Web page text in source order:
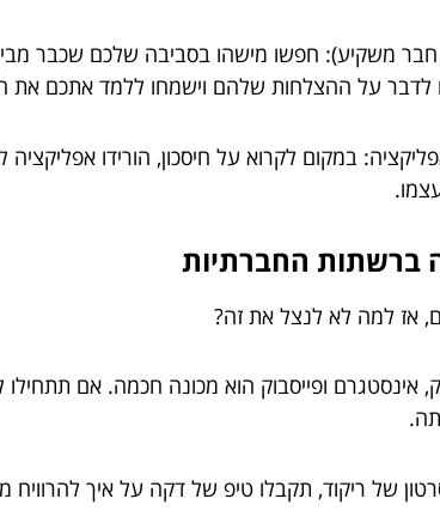
משקיע): חפשו מישהו בסביבה שלכם שכבר
לדבר על ההצלחות שלהם וישמחו ללמד אתכם את
במקום לקרוא על חיסכון, הורידו
אז למה לא לנצל את זה?
אינסטגרם ופייסבוק הוא מכונה חכמה. אם תתחילו
של ריקוד, תקבלו טיפ של דקה על איך